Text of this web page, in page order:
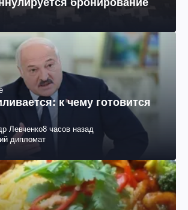
к чему готовится
Левченко8 часов назад
дипломат